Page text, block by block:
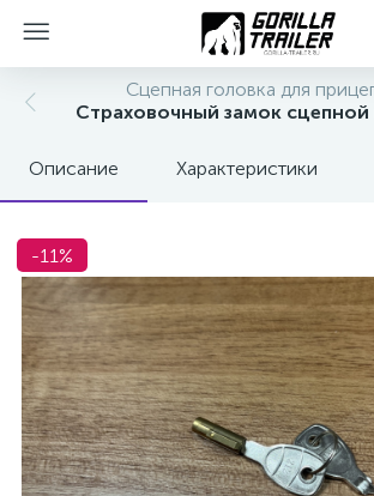
Сцепная головка для
Страховочный замок сцепной
Описание Характеристики
-11%